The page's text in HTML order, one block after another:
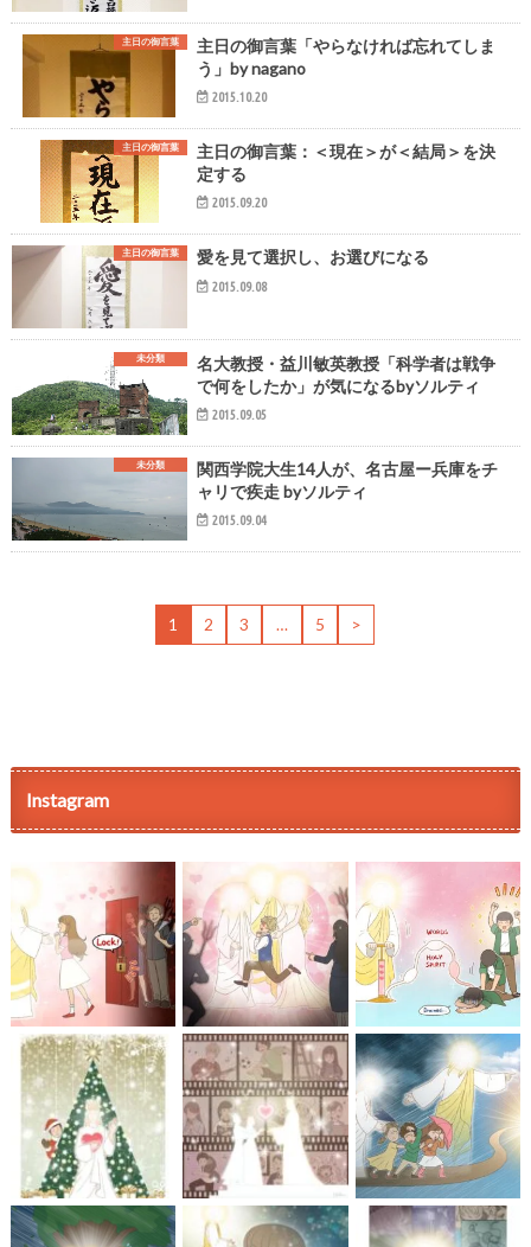
主日の御言葉
主日の御言葉「やらなければ忘れてしま
う」by nagano
2015.10.20
主日の御言葉
主日の御言葉：＜現在＞が＜結局＞を決
定する
2015.09.20
主日の御言葉 愛を見て選択し、お選びになる
2015.09.08
未分類
名大教授・益川敏英教授「科学者は戦争
で何をしたか」が気になるbyソルティ
2015.09.05
未分類
関西学院大生14人が、名古屋ー兵庫をチ
ャリで疾走 byソルティ
2015.09.04
1 2 3 … 5 >
Instagram